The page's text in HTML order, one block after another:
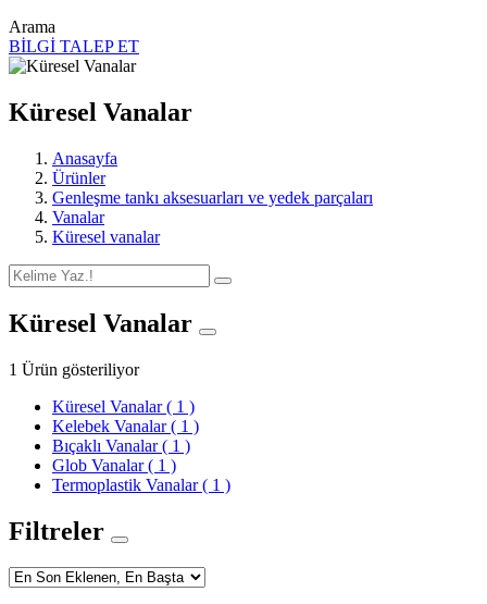
Arama
BİLGİ TALEP ET
Küresel Vanalar
Anasayfa
Ürünler
Genleşme tankı aksesuarları ve yedek parçaları
Vanalar
Küresel vanalar
Küresel Vanalar
1 Ürün gösteriliyor
Küresel Vanalar( 1 )
Kelebek Vanalar( 1 )
Bıçaklı Vanalar( 1 )
Glob Vanalar( 1 )
Termoplastik Vanalar( 1 )
Filtreler